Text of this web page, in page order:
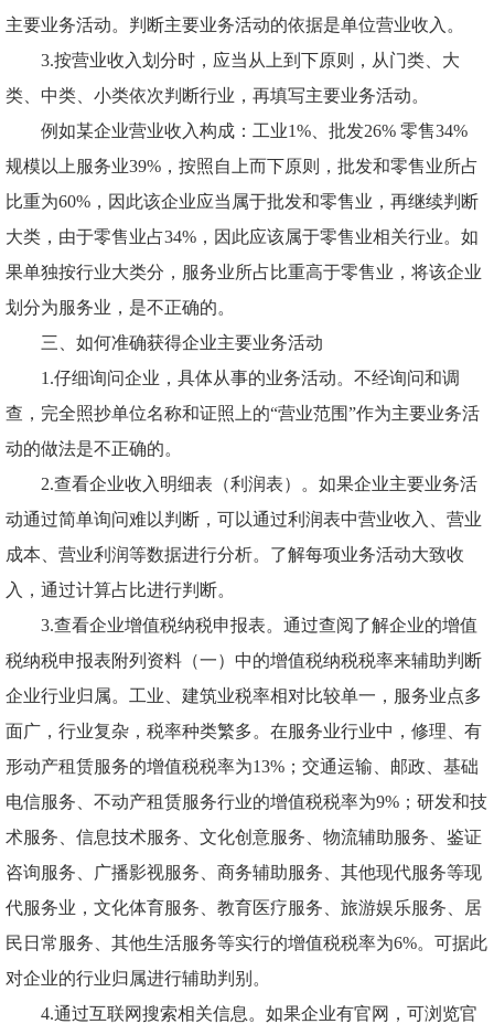
主要业务活动。判断主要业务活动的依据是单位营业收入。
3.按营业收入划分时，应当从上到下原则，从门类、大
类、中类、小类依次判断行业，再填写主要业务活动。
例如某企业营业收入构成：工业1%、批发26% 零售34%
规模以上服务业39%，按照自上而下原则，批发和零售业所占
比重为60%，因此该企业应当属于批发和零售业，再继续判断
大类，由于零售业占34%，因此应该属于零售业相关行业。如
果单独按行业大类分，服务业所占比重高于零售业，将该企业
划分为服务业，是不正确的。
三、如何准确获得企业主要业务活动
1.仔细询问企业，具体从事的业务活动。不经询问和调
查，完全照抄单位名称和证照上的“营业范围”作为主要业务活
动的做法是不正确的。
2.查看企业收入明细表（利润表）。如果企业主要业务活
动通过简单询问难以判断，可以通过利润表中营业收入、营业
成本、营业利润等数据进行分析。了解每项业务活动大致收
入，通过计算占比进行判断。
3.查看企业增值税纳税申报表。通过查阅了解企业的增值
税纳税申报表附列资料（一）中的增值税纳税税率来辅助判断
企业行业归属。工业、建筑业税率相对比较单一，服务业点多
面广，行业复杂，税率种类繁多。在服务业行业中，修理、有
形动产租赁服务的增值税税率为13%；交通运输、邮政、基础
电信服务、不动产租赁服务行业的增值税税率为9%；研发和技
术服务、信息技术服务、文化创意服务、物流辅助服务、鉴证
咨询服务、广播影视服务、商务辅助服务、其他现代服务等现
代服务业，文化体育服务、教育医疗服务、旅游娱乐服务、居
民日常服务、其他生活服务等实行的增值税税率为6%。可据此
对企业的行业归属进行辅助判别。
4.通过互联网搜索相关信息。如果企业有官网，可浏览官